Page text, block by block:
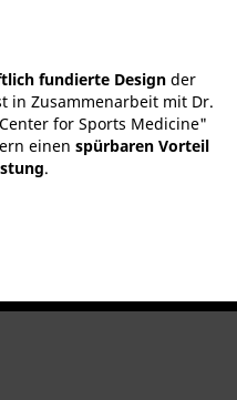
fundierte Design der
in Zusammenarbeit mit Dr.
for Sports Medicine"
einen spürbaren Vorteil
.